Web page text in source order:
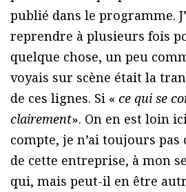
publié dans le programme.
reprendre à plusieurs fois
quelque chose, un peu
voyais sur scène était la
de ces lignes. Si « ce qui se
clairement». On en est loin
compte, je n’ai toujours
de cette entreprise, à mon
qui, mais peut-il en être